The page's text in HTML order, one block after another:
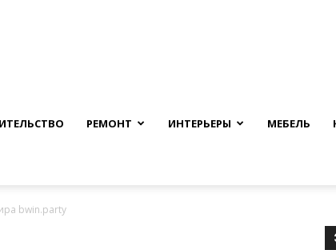
РЕМОНТ ИНТЕРЬЕРЫ МЕБЕЛЬ
bwin.party